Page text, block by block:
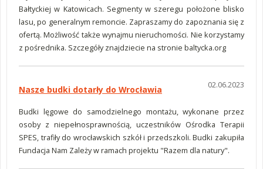
Bałtyckiej w Katowicach. Segmenty w szeregu położone blisko
lasu, po generalnym remoncie. Zapraszamy do zapoznania się z
ofertą. Możliwość także wynajmu nieruchomości. Nie korzystamy
z pośrednika. Szczegóły znajdziecie na stronie baltycka.org
02.06.2023
Nasze budki dotarły do Wrocławia
Budki lęgowe do samodzielnego montażu, wykonane przez
osoby z niepełnosprawnością, uczestników Ośrodka Terapii
SPES, trafiły do wrocławskich szkół i przedszkoli. Budki zakupiła
Fundacja Nam Zależy w ramach projektu "Razem dla natury".